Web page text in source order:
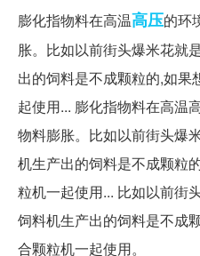
膨化指物料在高温高压的环
胀。比如以前街头爆米花就
出的饲料是不成颗粒的,如果
起使用... 膨化指物料在高温
物料膨胀。比如以前街头爆
机生产出的饲料是不成颗粒
粒机一起使用... 比如以前街
饲料机生产出的饲料是不成
合颗粒机一起使用。